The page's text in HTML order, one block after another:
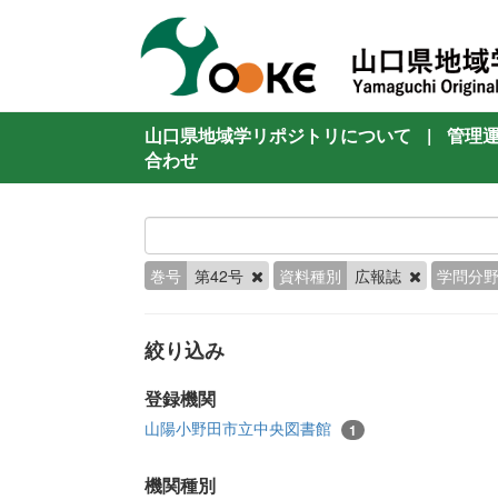
山口県地域学リポジトリについて |
管理
合わせ
巻号 第42号 資料種別 広報誌 学問分野
絞り込み
登録機関
山陽小野田市立中央図書館 1
機関種別